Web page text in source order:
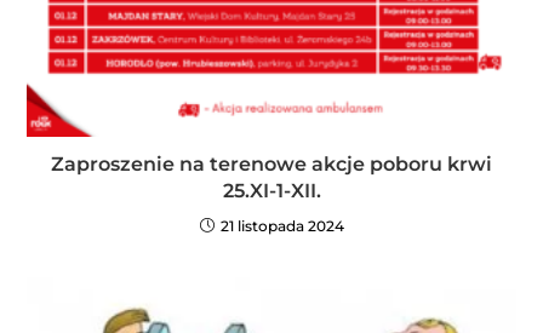
Zaproszenie na terenowe akcje poboru krwi
25.XI-1-XII.
21 listopada 2024